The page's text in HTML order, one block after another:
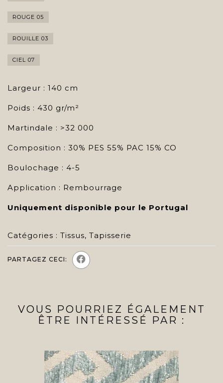
ROUGE 05
ROUILLE 03
CIEL 07
Largeur : 140 cm
Poids : 430 gr/m²
Martindale : >32 000
Composition : 30% PES 55% PAC 15% CO
Boulochage : 4-5
Application : Rembourrage
Uniquement disponible pour le Portugal
Catégories : Tissus, Tapisserie
PARTAGEZ CECI:
VOUS POURRIEZ ÉGALEMENT
ÊTRE INTÉRESSÉ PAR :